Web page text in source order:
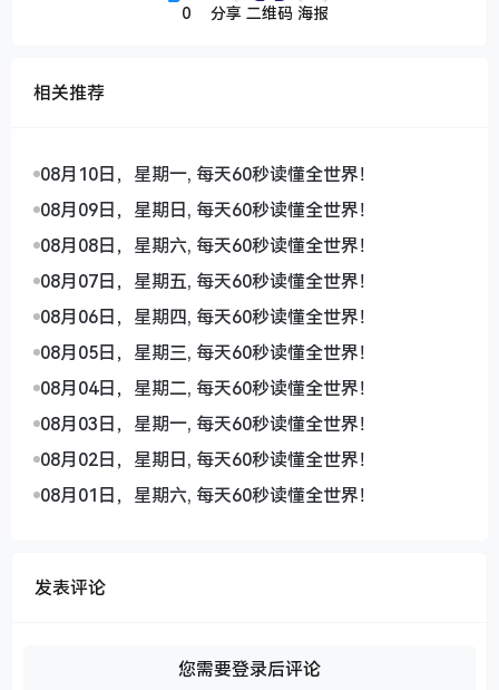
0 分享 二维码 海报
相关推荐
08月10日，星期一, 每天60秒读懂全世界！
08月09日，星期日, 每天60秒读懂全世界！
08月08日，星期六, 每天60秒读懂全世界！
08月07日，星期五, 每天60秒读懂全世界！
08月06日，星期四, 每天60秒读懂全世界！
08月05日，星期三, 每天60秒读懂全世界！
08月04日，星期二, 每天60秒读懂全世界！
08月03日，星期一, 每天60秒读懂全世界！
08月02日，星期日, 每天60秒读懂全世界！
08月01日，星期六, 每天60秒读懂全世界！
发表评论
您需要登录后评论